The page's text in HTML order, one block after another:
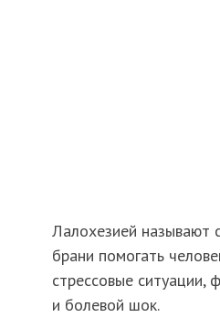
Лалохезией называют
брани помогать
стрессовые ситуации,
и болевой шок.